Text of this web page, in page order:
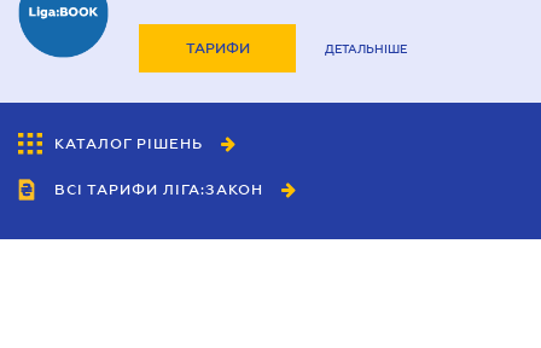
ТАРИФИ ДЕТАЛЬНІШЕ
КАТАЛОГ РІШЕНЬ
ВСІ ТАРИФИ ЛІГА:ЗАКОН